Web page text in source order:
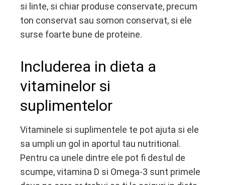
si linte, si chiar produse conservate, precum
ton conservat sau somon conservat, si ele
surse foarte bune de proteine.
Includerea in dieta a
vitaminelor si
suplimentelor
Vitaminele si suplimentele te pot ajuta si ele
sa umpli un gol in aportul tau nutritional.
Pentru ca unele dintre ele pot fi destul de
scumpe, vitamina D si Omega-3 sunt primele